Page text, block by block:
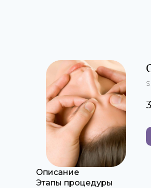
Описание
Этапы процедуры